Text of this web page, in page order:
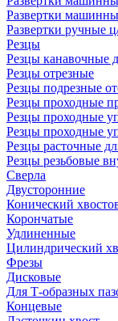
Развертки
Развертки ручные
Резцы
Резцы канавочные
Резцы отрезные
Резцы подрезные
Резцы проходные
Резцы проходные
Резцы проходные
Резцы расточные
Резцы резьбовые
Сверла
Двусторонние
Конический
Корончатые
Удлиненные
Цилиндрический
Фрезы
Дисковые
Для Т-образных
Концевые